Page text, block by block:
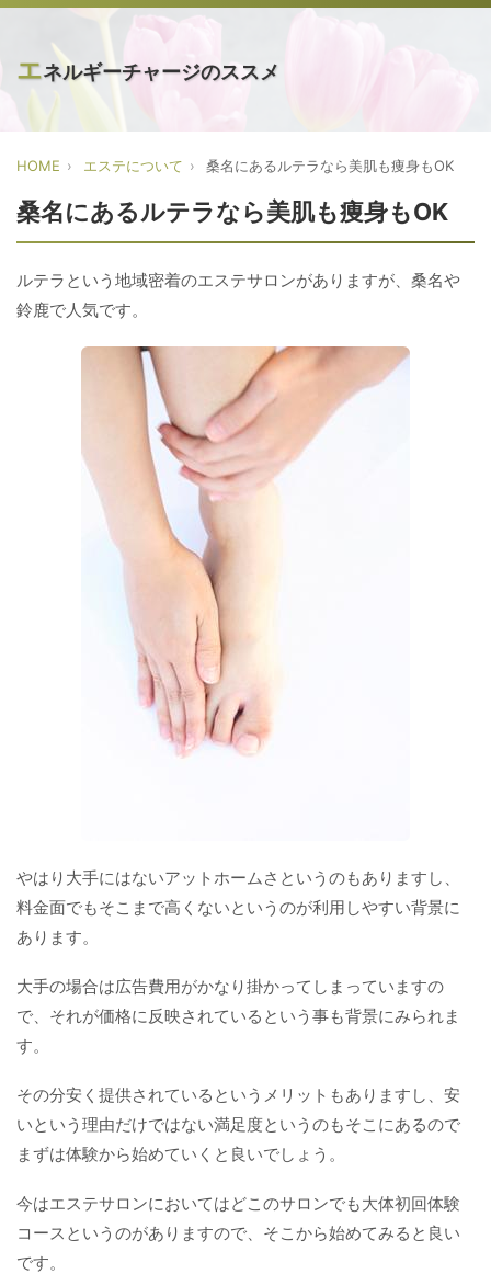
エネルギーチャージのススメ
HOME エステについて 桑名にあるルテラなら美肌も痩身もOK
桑名にあるルテラなら美肌も痩身もOK
ルテラという地域密着のエステサロンがありますが、桑名や
鈴鹿で人気です。
やはり大手にはないアットホームさというのもありますし、
料金面でもそこまで高くないというのが利用しやすい背景に
あります。
大手の場合は広告費用がかなり掛かってしまっていますの
で、それが価格に反映されているという事も背景にみられま
す。
その分安く提供されているというメリットもありますし、安
いという理由だけではない満足度というのもそこにあるので
まずは体験から始めていくと良いでしょう。
今はエステサロンにおいてはどこのサロンでも大体初回体験
コースというのがありますので、そこから始めてみると良い
です。